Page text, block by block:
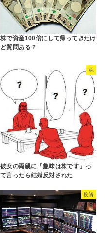
株で資産100倍にして帰ってきたけ
ど質問ある？
株
彼女の両親に「趣味は株です」っ
て言ったら結婚反対された
投資